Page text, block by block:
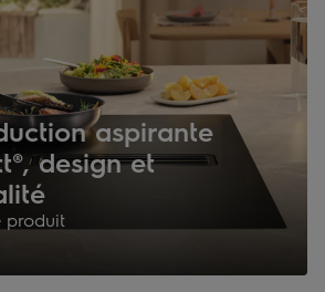
aspirante
design et
produit